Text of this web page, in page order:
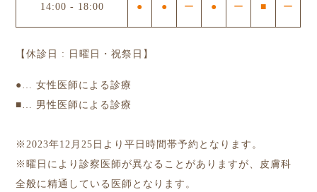
14:00 - 18:00 ● ● ー ● ー ■ ー
【休診日 : 日曜日・祝祭日】
● … 女性医師による診療
■ … 男性医師による診療
※2023年12月25日より平日時間帯予約となります。
※曜日により診察医師が異なることがありますが、皮膚科
全般に精通している医師となります。